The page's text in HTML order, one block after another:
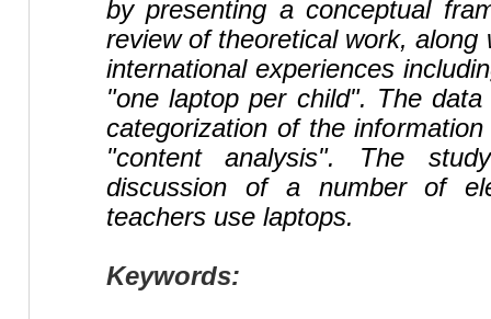
by presenting a conceptual
review of theoretical work, along
international experiences
"one laptop per child". The
categorization of the
"content analysis". The
discussion of a number of
teachers use laptops.
Keywords: